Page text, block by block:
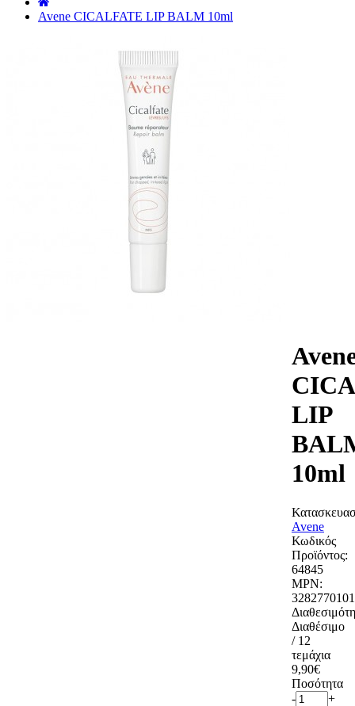
Avene CICALFATE LIP BALM 10ml
LIP
10ml
Avene
Κωδικός
Προϊόντος:
64845
MPN:
Διαθέσιμο
/ 12
τεμάχια
9,90€
Ποσότητα
-
+